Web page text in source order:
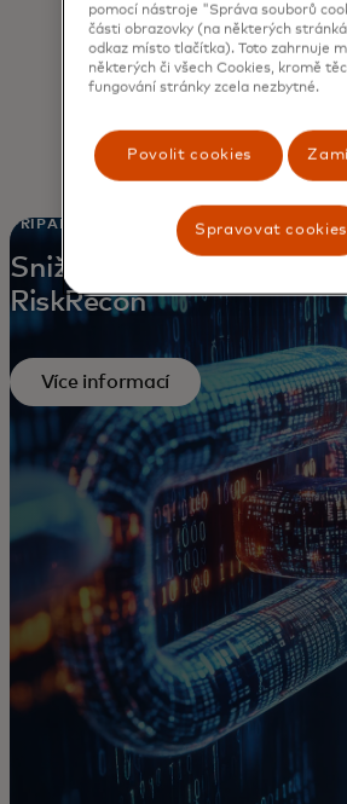
kybernetické bezpečnosti,
pracovního týmu,
ekosystému.
PŘÍPADOVÁ STUDIE
Snižování rizik ve
RiskRecon
Více informací
pomocí nástroje "Správa souborů
části obrazovky (na některých
odkaz místo tlačítka). Toto zahrnuje
některých či všech Cookies, kromě
fungování stránky zcela nezbytné.
Povolit cookies
Spravovat cookies